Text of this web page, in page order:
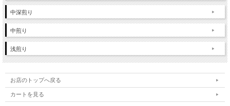
中深煎り
中煎り
浅煎り
お店のトップへ戻る
カートを見る